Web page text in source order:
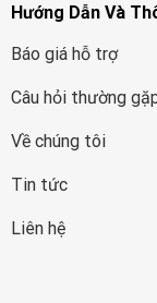
Hướng Dẫn Và
Báo giá hỗ trợ
Câu hỏi thường
Về chúng tôi
Tin tức
Liên hệ